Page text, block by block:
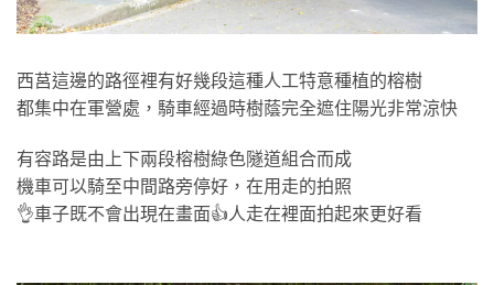
西莒這邊的路徑裡有好幾段這種人工特意種植的榕樹
都集中在軍營處，騎車經過時樹蔭完全遮住陽光非常涼快
有容路是由上下兩段榕樹綠色隧道組合而成
機車可以騎至中間路旁停好，在用走的拍照
👌車子既不會出現在畫面👍人走在裡面拍起來更好看